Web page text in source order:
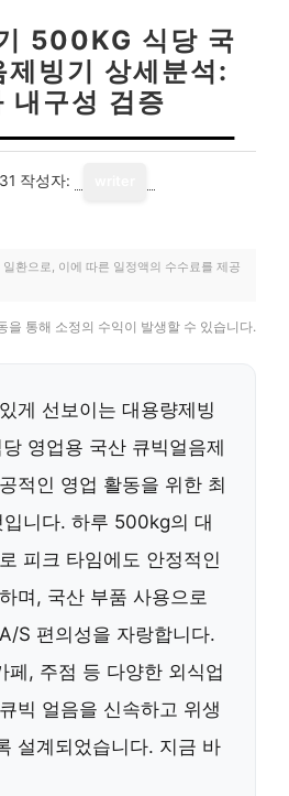
500KG 식당 국
제빙기 상세분석:
내구성 검증
작성자:
환으로, 이에 따른 일정액의 수수료를 제공
을 통해 소정의 수익이 발생할 수 있습니다.
게 선보이는 대용량제빙
영업용 국산 큐빅얼음제
적인 영업 활동을 위한 최
니다. 하루 500kg의 대
피크 타임에도 안정적인
며, 국산 부품 사용으로
S 편의성을 자랑합니다.
페, 주점 등 다양한 외식업
빅 얼음을 신속하고 위생
설계되었습니다. 지금 바